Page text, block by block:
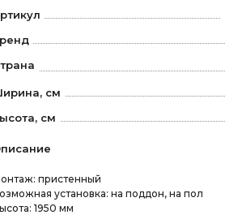
см
см
пристенный
установка: на поддон, на пол
1950 мм